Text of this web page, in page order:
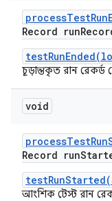
processTestRun
Record run
চূড়ান্তকৃত রান রেকর্ড
void
processTestRun
Record run
আংশিক টেস্ট রান